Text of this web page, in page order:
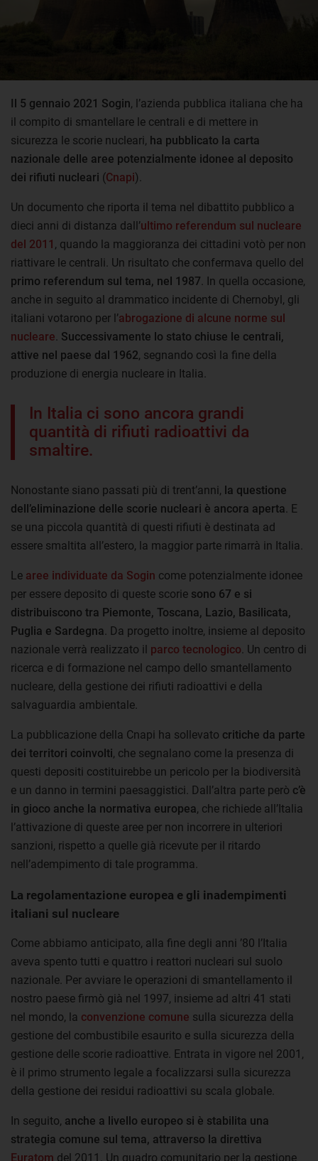
Il 5 gennaio 2021 Sogin, l’azienda pubblica italiana che ha
il compito di smantellare le centrali e di mettere in
sicurezza le scorie nucleari, ha pubblicato la carta
nazionale delle aree potenzialmente idonee al deposito
dei rifiuti nucleari (Cnapi).
Un documento che riporta il tema nel dibattito pubblico a
dieci anni di distanza dall’ultimo referendum sul nucleare
del 2011 , quando la maggioranza dei cittadini votò per non
riattivare le centrali. Un risultato che confermava quello del
primo referendum sul tema, nel 1987 . In quella occasione,
anche in seguito al drammatico incidente di Chernobyl, gli
italiani votarono per l’abrogazione di alcune norme sul
nucleare Successivamente lo stato chiuse le centrali,
attive nel paese dal 1962, segnando così la fine della
produzione di energia nucleare in Italia.
In Italia ci sono ancora grandi
quantità di rifiuti radioattivi da
smaltire.
Nonostante siano passati più di trent’anni, la questione
dell’eliminazione delle scorie nucleari è ancora aperta . E
se una piccola quantità di questi rifiuti è destinata ad
essere smaltita all’estero, la maggior parte rimarrà in Italia.
Le aree individuate da Sogin come potenzialmente idonee
per essere deposito di queste scorie sono 67 e si
distribuiscono tra Piemonte, Toscana, Lazio, Basilicata,
Puglia e Sardegna . Da progetto inoltre, insieme al deposito
nazionale verrà realizzato il parco tecnologico . Un centro di
ricerca e di formazione nel campo dello smantellamento
nucleare, della gestione dei rifiuti radioattivi e della
salvaguardia ambientale.
La pubblicazione della Cnapi ha sollevato critiche da parte
dei territori coinvolti, che segnalano come la presenza di
questi depositi costituirebbe un pericolo per la biodiversità
e un danno in termini paesaggistici. Dall’altra parte però c’è
in gioco anche la normativa europea, che richiede all’Italia
l’attivazione di queste aree per non incorrere in ulteriori
sanzioni, rispetto a quelle già ricevute per il ritardo
nell’adempimento di tale programma.
La regolamentazione europea e gli inadempimenti
italiani sul nucleare
Come abbiamo anticipato, alla fine degli anni ’80 l’Italia
aveva spento tutti e quattro i reattori nucleari sul suolo
nazionale. Per avviare le operazioni di smantellamento il
nostro paese firmò già nel 1997, insieme ad altri 41 stati
nel mondo, la convenzione comune sulla sicurezza della
gestione del combustibile esaurito e sulla sicurezza della
gestione delle scorie radioattive. Entrata in vigore nel 2001,
è il primo strumento legale a focalizzarsi sulla sicurezza
della gestione dei residui radioattivi su scala globale.
In seguito, anche a livello europeo si è stabilita una
strategia comune sul tema, attraverso la direttiva
Euratom del 2011. Un quadro comunitario per la gestione